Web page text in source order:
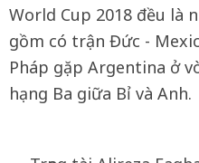
World Cup 2018 đều là
gồm có trận Đức -
Pháp gặp Argentina ở
hạng Ba giữa Bỉ và Anh.